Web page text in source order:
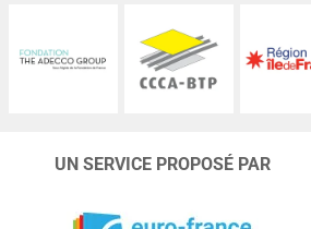
UN SERVICE PROPOSÉ PAR